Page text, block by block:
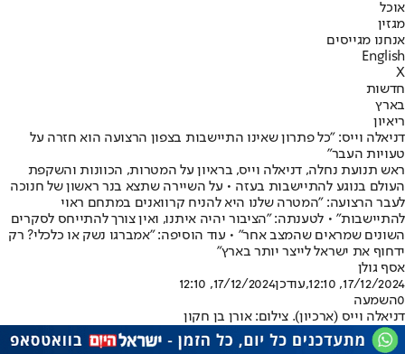
אוכל
מגזין
אנחנו מגייסים
English
X
חדשות
בארץ
ריאיון
דניאלה וייס: "כל פתרון שאינו התיישבות בצפון הרצועה הוא חזרה על
טעויות העבר"
ראש תנועת נחלה, דניאלה וייס, בראיון על המטרות, הכוונות והשקפת
העולם בנוגע להתיישבות בעזה • על השיירה שתצא בנר ראשון של חנוכה
לעבר הרצועה: "המטרה שלנו היא להניח קרוואנים במתחם ראוי
להתיישבות" • לטענתה: "הציבור יהיה איתנו, ואין צורך להתייחס לסקרים
השונים שמראים שהמצב אחר" • עוד הוסיפה: "אמברגו נשק או כלכלי? רק
ידחוף את ישראל לייצר יותר בארץ"
אסף גולן
17/12/2024, 12:10
,עודכן17/12/2024, 12:10
0השמעה
דניאלה וייס (ארכיון). צילום: אורן בן חקון